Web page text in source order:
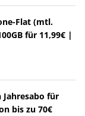
Flat (mtl.
für 11,99€ |
für
bis zu 70€